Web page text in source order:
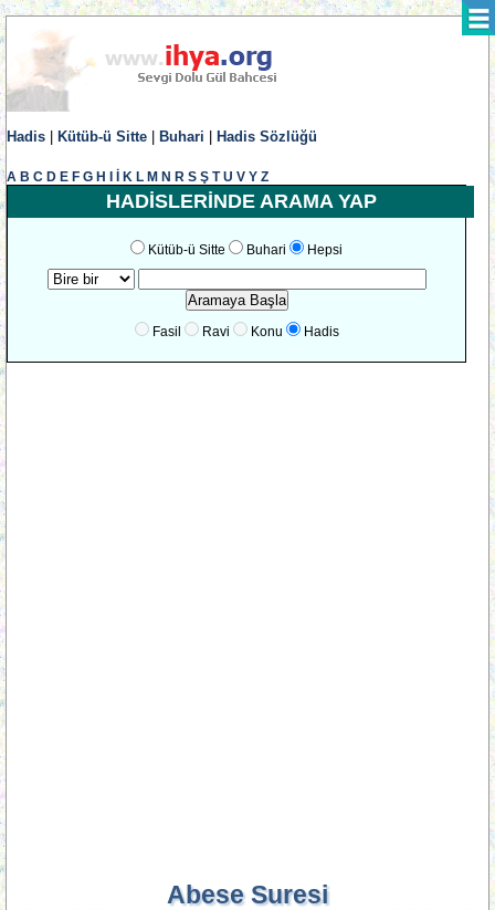
Hadis Kütüb-ü Sitte Buhari Hadis Sözlüğü
A B C D E F G H K L M N R S Ş T U V Y Z
HADİSLERİNDE ARAMA YAP
Kütüb-ü Sitte Buhari Hepsi
Fasil Ravi Konu Hadis
Abese Suresi